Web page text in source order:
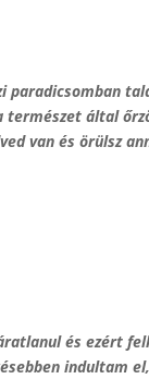
paradicsomban
természet által
van és örülsz
és ezért
indultam